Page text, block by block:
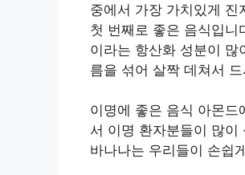
중에서 가장 가치있게 진
첫 번째로 좋은 음식입니
이라는 항산화 성분이 많
름을 섞어 살짝 데쳐서
이명에 좋은 음식 아몬드
서 이명 환자분들이 많이
바나나는 우리들이 손쉽